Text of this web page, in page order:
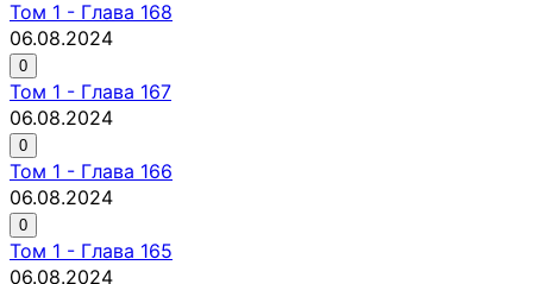
Том 1 - Глава 168
06.08.2024
0
Том 1 - Глава 167
06.08.2024
0
Том 1 - Глава 166
06.08.2024
0
Том 1 - Глава 165
06.08.2024